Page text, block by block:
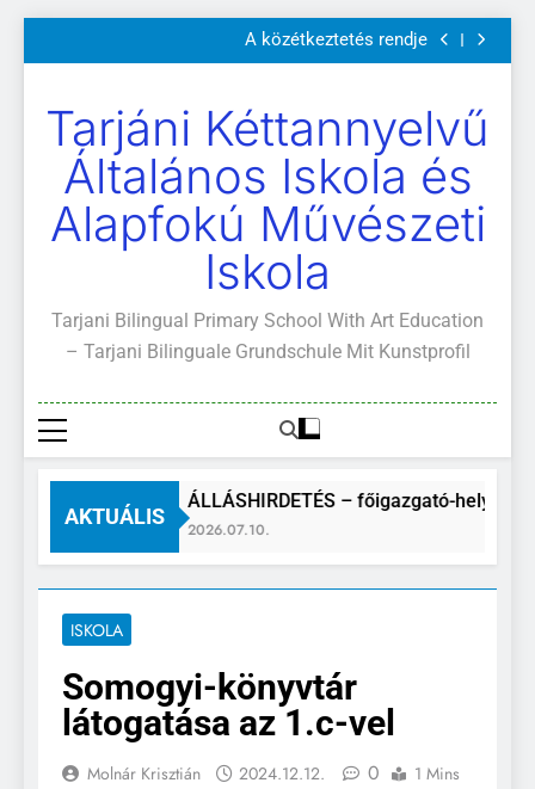
a
Szülői értekezletek 2026. május 04-14.
A közétkeztetés rendje
Kötelező és ajánlott olvasmányok
Szülői értekezletek 2026. május 04-14.
A közétkeztetés rendje
Kötelező és ajánlott olvasmányok
A Mi Világunk!
Tarjáni Kéttannyelvű
Általános Iskola és
Alapfokú Művészeti
Iskola
Tarjani Bilingual Primary School With Art Education
– Tarjani Bilinguale Grundschule Mit Kunstprofil
AKTUÁLIS
ÁLLÁSHIRDETÉS – főigazgató-helyettes
2026.07.10.
ISKOLA
Somogyi-könyvtár
látogatása az 1.c-vel
Molnár Krisztián 2024.12.12. 0 1 Mins